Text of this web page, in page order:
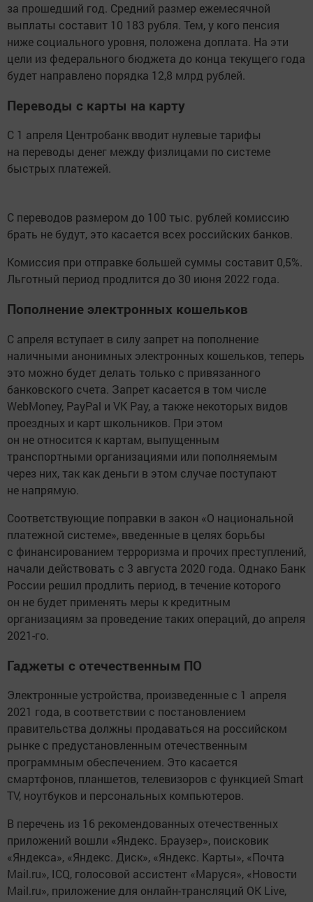
за прошедший год. Средний размер ежемесячной
выплаты составит 10 183 рубля. Тем, у кого пенсия
ниже социального уровня, положена доплата. На эти
цели из федерального бюджета до конца текущего года
будет направлено порядка 12,8 млрд рублей.
Переводы с карты на карту
С 1 апреля Центробанк вводит нулевые тарифы
на переводы денег между физлицами по системе
быстрых платежей.
С переводов размером до 100 тыс. рублей комиссию
брать не будут, это касается всех российских банков.
Комиссия при отправке большей суммы составит 0,5%.
Льготный период продлится до 30 июня 2022 года.
Пополнение электронных кошельков
С апреля вступает в силу запрет на пополнение
наличными анонимных электронных кошельков, теперь
это можно будет делать только с привязанного
банковского счета. Запрет касается в том числе
WebMoney, PayPal и VK Pay, а также некоторых видов
проездных и карт школьников. При этом
он не относится к картам, выпущенным
транспортными организациями или пополняемым
через них, так как деньги в этом случае поступают
не напрямую.
Соответствующие поправки в закон «О национальной
платежной системе», введенные в целях борьбы
с финансированием терроризма и прочих преступлений,
начали действовать с 3 августа 2020 года. Однако Банк
России решил продлить период, в течение которого
он не будет применять меры к кредитным
организациям за проведение таких операций, до апреля
2021-го.
Гаджеты с отечественным ПО
Электронные устройства, произведенные с 1 апреля
2021 года, в соответствии с постановлением
правительства должны продаваться на российском
рынке с предустановленным отечественным
программным обеспечением. Это касается
смартфонов, планшетов, телевизоров с функцией Smart
TV, ноутбуков и персональных компьютеров.
В перечень из 16 рекомендованных отечественных
приложений вошли «Яндекс. Браузер», поисковик
«Яндекса», «Яндекс. Диск», «Яндекс. Карты», «Почта
Mail.ru», ICQ, голосовой ассистент «Маруся», «Новости
Mail.ru», приложение для онлайн-трансляций OK Live,